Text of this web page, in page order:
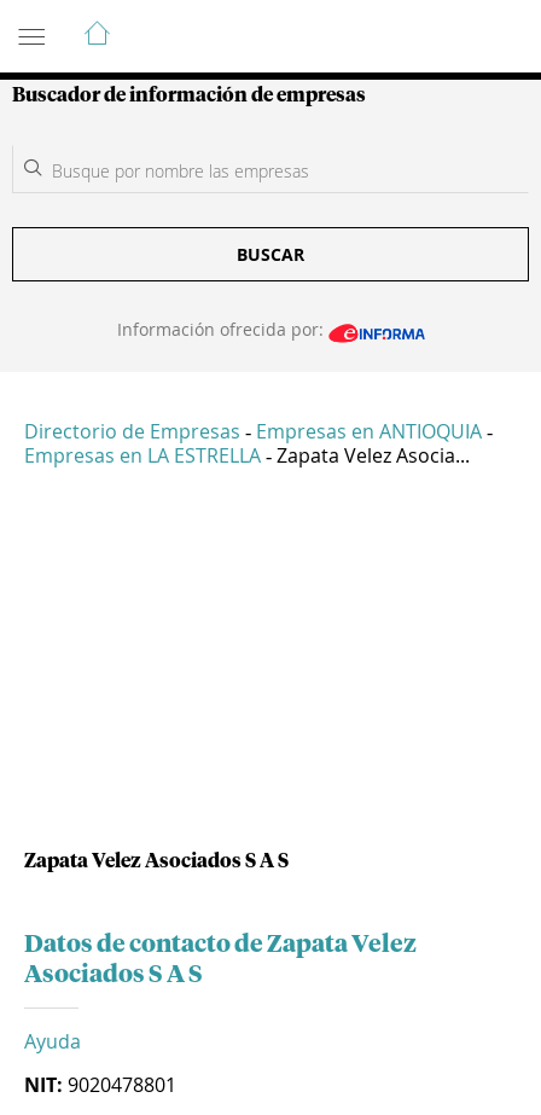
Guía de Empresas Colombianas
Buscador de información de empresas
BUSCAR
Información ofrecida por:
Directorio de Empresas - Empresas en ANTIOQUIA -
Empresas en LA ESTRELLA - Zapata Velez Asocia...
Zapata Velez Asociados S A S
Datos de contacto de Zapata Velez
Asociados S A S
Ayuda
NIT: 9020478801